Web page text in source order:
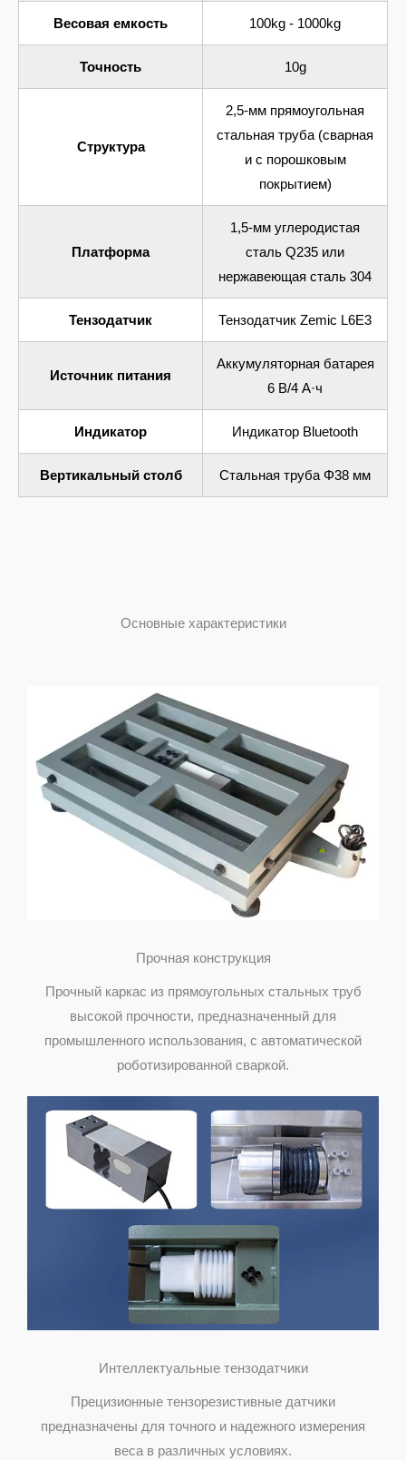
Весовая емкость 100kg - 1000kg
Точность 10g
Структура
2,5-мм прямоугольная
стальная труба (сварная
и с порошковым
покрытием)
Платформа
1,5-мм углеродистая
сталь Q235 или
нержавеющая сталь 304
Тензодатчик Тензодатчик Zemic L6E3
Источник питания
Аккумуляторная батарея
6 В/4 А·ч
Индикатор Индикатор Bluetooth
Вертикальный столб Стальная труба Φ38 мм
Основные характеристики
Прочная конструкция
Прочный каркас из прямоугольных стальных труб
высокой прочности, предназначенный для
промышленного использования, с автоматической
роботизированной сваркой.
Интеллектуальные тензодатчики
Прецизионные тензорезистивные датчики
предназначены для точного и надежного измерения
веса в различных условиях.